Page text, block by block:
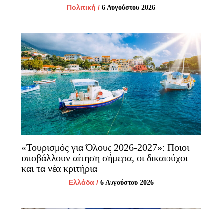
Πολιτική / 6 Αυγούστου 2026
«Τουρισμός για Όλους 2026-2027»: Ποιοι
υποβάλλουν αίτηση σήμερα, οι δικαιούχοι
και τα νέα κριτήρια
Ελλάδα/ 6 Αυγούστου 2026